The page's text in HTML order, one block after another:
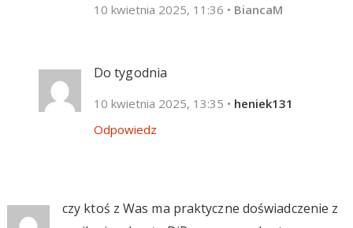
10 kwietnia 2025, 11:36 • BiancaM
Do tygodnia
10 kwietnia 2025, 13:35 • heniek131
Odpowiedz
czy ktoś z Was ma praktyczne doświadczenie z